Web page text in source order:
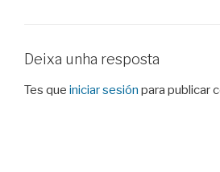
Deixa unha resposta
Tes que iniciar sesión para publicar